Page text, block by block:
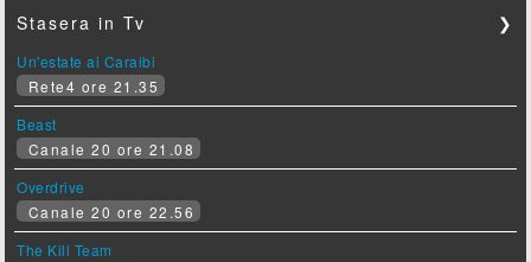
Stasera in Tv ❯
Un'estate ai Caraibi
Rete4 ore 21.35
Beast
Canale 20 ore 21.08
Overdrive
Canale 20 ore 22.56
The Kill Team